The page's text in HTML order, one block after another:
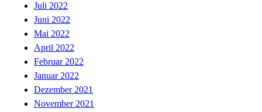
Juli 2022
Juni 2022
Mai 2022
April 2022
Februar 2022
Januar 2022
Dezember 2021
November 2021